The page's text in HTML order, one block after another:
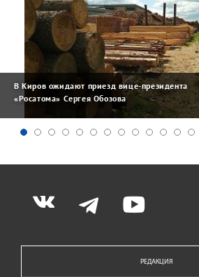
В Киров ожидают приезд вице-президента
«Росатома» Сергея Обозова
РЕДАКЦИЯ